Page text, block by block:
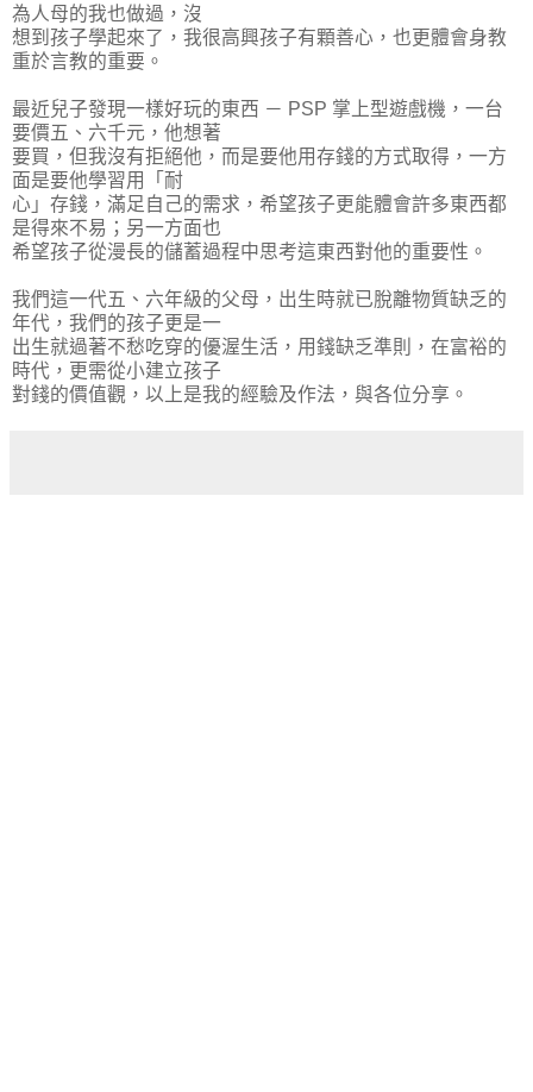
為人母的我也做過，沒
想到孩子學起來了，我很高興孩子有顆善心，也更體會身教
重於言教的重要。
最近兒子發現一樣好玩的東西 － PSP 掌上型遊戲機，一台
要價五、六千元，他想著
要買，但我沒有拒絕他，而是要他用存錢的方式取得 ，一方
面是要他學習用「耐
心」存錢，滿足自己的需求，希望孩子更能體會許多東西都
是得來不易 ；另一方面也
希望孩子從漫長的儲蓄過程中思考這東西對他的重要性。
我們這一代五、六年級的父母，出生時就已脫離物質缺乏的
年代 ，我們的孩子更是一
出生就過著不愁吃穿的優渥生活，用錢缺乏準則，在富裕的
時代 ，更需從小建立孩子
對錢的價值觀，以上是我的經驗及作法，與各位分享。